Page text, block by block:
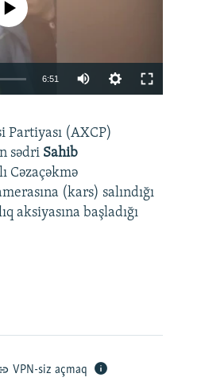
360p
1080p
currently available
6:51
360p
720p
1080p
Partiyası (AXCP)
sədri Sahib
Cəzaçəkmə
(kars) salındığı
aksiyasına başladığı
VPN-siz açmaq